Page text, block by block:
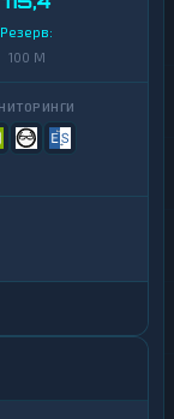
Резерв:
100 M